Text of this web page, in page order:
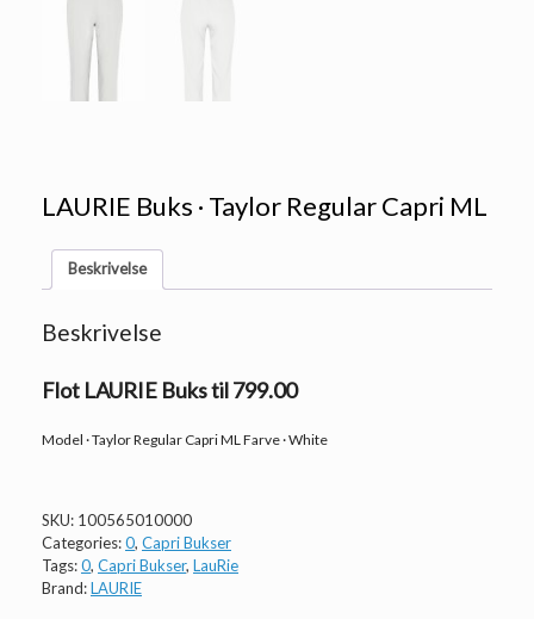
LAURIE Buks · Taylor Regular Capri ML
Beskrivelse
Beskrivelse
Flot LAURIE Buks til 799.00
Model · Taylor Regular Capri ML Farve · White
SKU: 100565010000
Categories:0, Capri Bukser
Tags:0, Capri Bukser, LauRie
Brand:LAURIE